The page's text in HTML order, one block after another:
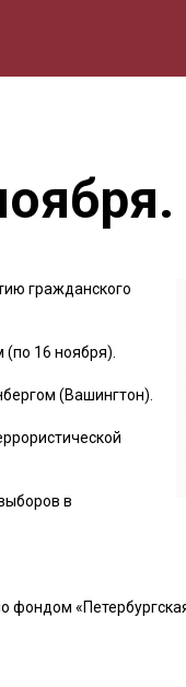
гражданского
16 ноября).
(Вашингтон).
в
фондом